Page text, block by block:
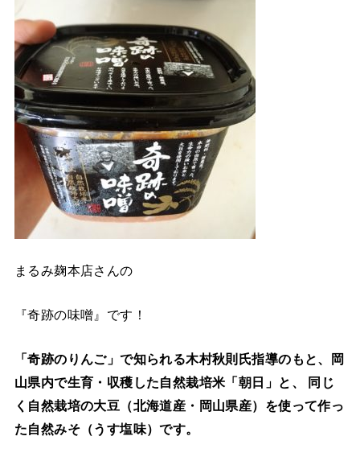
まるみ麹本店さんの
『奇跡の味噌』です！
「奇跡のりんご」で知られる木村秋則氏指導のもと、岡
山県内で生育・収穫した自然栽培米「朝日」と、 同じ
く自然栽培の大豆（北海道産・岡山県産）を使って作っ
た自然みそ（うす塩味）です。